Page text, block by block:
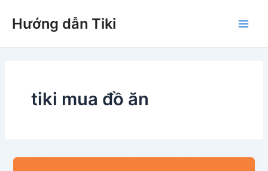
Hướng dẫn Tiki
tiki mua đồ ăn